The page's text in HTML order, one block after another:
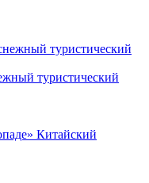
туристический
Китайский